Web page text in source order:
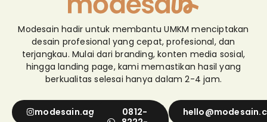
Modesain hadir untuk membantu UMKM menciptakan
desain profesional yang cepat, profesional, dan
terjangkau. Mulai dari branding, konten media sosial,
hingga landing page, kami memastikan hasil yang
berkualitas selesai hanya dalam 2-4 jam.
modesain.agency
0812-